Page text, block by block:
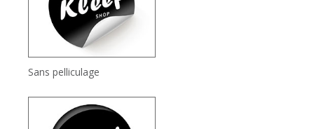
Sans pelliculage